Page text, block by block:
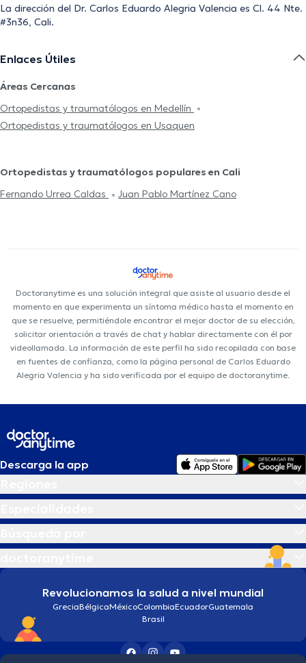
La dirección del Dr. Carlos Eduardo Alegria Valencia es Cl. 44 Nte.
#3n36, Cali.
Enlaces Útiles
Áreas Cercanas
Ortopedistas y traumatólogos en Medellín
Ortopedistas y traumatólogos en Usaquen
Ortopedistas y traumatólogos populares en Cali
Fernando Urrea Caldas
Juan Pablo Martínez Cano
Doctoranytime es una solución integral que asiste al usuario desde el
momento en que experimenta un síntoma médico hasta el momento en
que se resuelve, permitiéndole encontrar el mejor doctor de su elección,
solicitar orientación a través de chat y hablar directamente con él por
videollamada. La información de este perfil ha sido recopilada con base
en fuentes de confianza, como la página personal de Carlos Eduardo
Alegria Valencia y ha sido verificada por el equipo de doctoranytime.
Descarga la app
Revolucionamos la salud a nivel mundial
GreciaBélgicaMéxicoColombiaEcuadorGuatemala
Brasil